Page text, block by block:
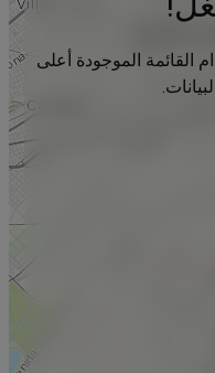
القائمة الموجودة أعلى